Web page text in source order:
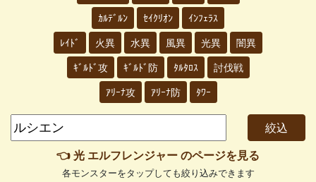
ｶﾙﾃﾞﾙﾝ ｾｲｸﾘｵﾝ ｲﾝﾌｪﾗｽ
ﾚｲﾄﾞ 火異 水異 風異 光異 闇異
ｷﾞﾙﾄﾞ攻 ｷﾞﾙﾄﾞ防 ﾀﾙﾀﾛｽ 討伐戦
ｱﾘｰﾅ攻 ｱﾘｰﾅ防 ﾀﾜｰ
👈 光 エルフレンジャー のページを見る
各モンスターをタップしても絞り込みできます